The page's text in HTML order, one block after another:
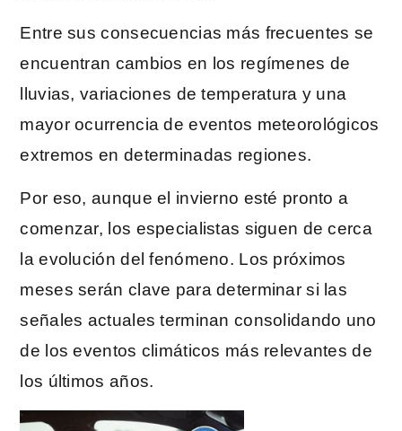
Entre sus consecuencias más frecuentes se
encuentran cambios en los regímenes de
lluvias, variaciones de temperatura y una
mayor ocurrencia de eventos meteorológicos
extremos en determinadas regiones.
Por eso, aunque el invierno esté pronto a
comenzar, los especialistas siguen de cerca
la evolución del fenómeno. Los próximos
meses serán clave para determinar si las
señales actuales terminan consolidando uno
de los eventos climáticos más relevantes de
los últimos años.